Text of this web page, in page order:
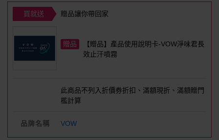
買就送 贈品讓你帶回家
【贈品】產品使用說明卡-VOW淨味君長
效止汗噴霧
此商品不列入折價券折扣、滿額現折、滿額贈門
檻計算
品牌名稱 VOW